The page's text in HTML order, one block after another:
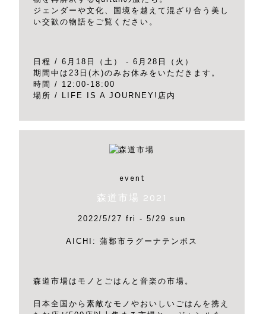
ジェンダーや文化、国境を越えて混ざり合う美し
い交歓の物語をご覧ください。
日程 / 6月18日（土） - 6月28日（火）
期間中は23日(木)のみお休みをいただきます。
時間 / 12:00-18:00
場所 / LIFE IS A JOURNEY!店内
event
森道市場 2021
2022/5/27 fri - 5/29 sun
AICHI: 蒲郡市ラグーナテンボス
森道市場はモノとごはんと音楽の市場。
日本全国から素敵なモノやおいしいごはんを携え